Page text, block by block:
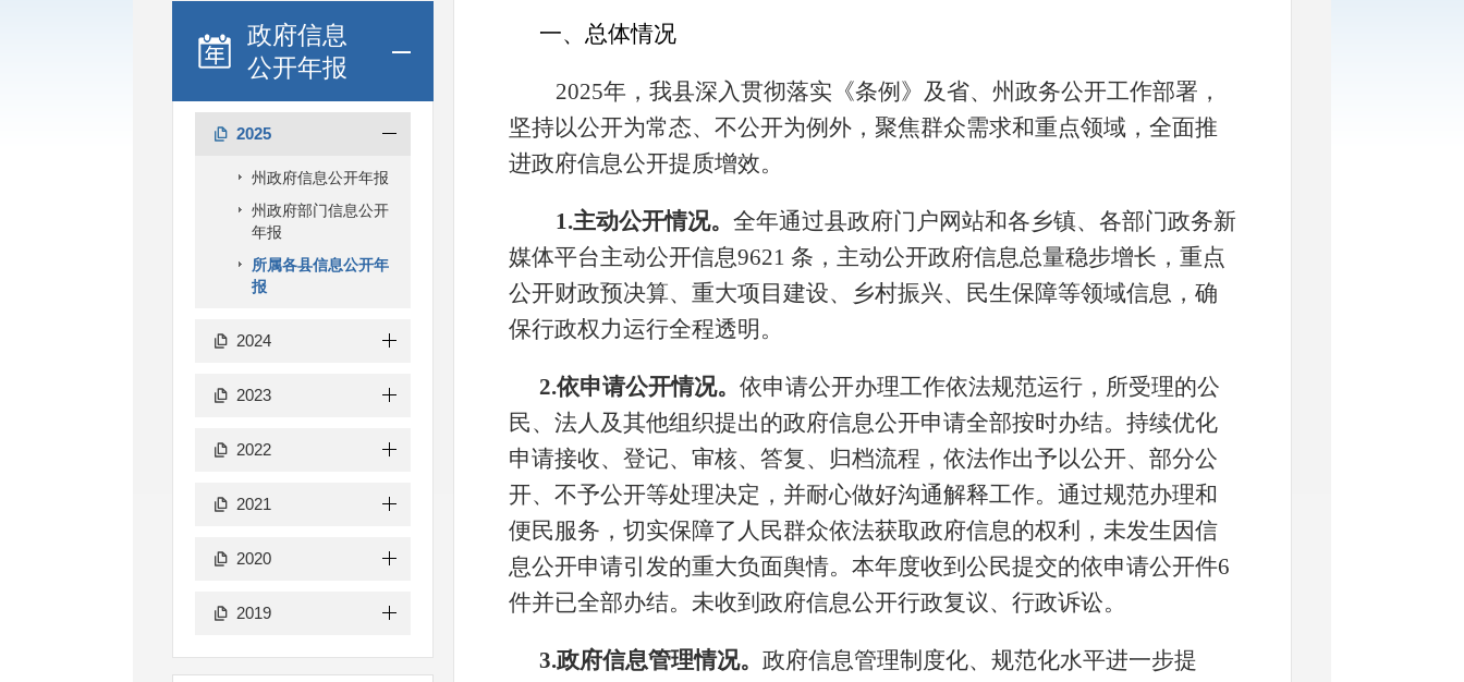
政府信息
公开年报
2025
州政府信息公开年报
州政府部门信息公开
年报
所属各县信息公开年
报
2024
2023
2022
2021
2020
2019
一、 总体情况
2025年，我县深入贯彻落实《条例》及省、 州政务公开工作部署，
坚持以公开为常态、不公开为例外，聚焦群众需求和重点领域，全面推
进政府信息公开提质增效。
1.主动公开情况。 全年通过县政府门户网站和各乡镇、各部门政务新
媒体平台主动公开信息9621 条 ，主动公开政府信息总量稳步增长，重点
公开财政预决算、重大项目建设、乡村振兴、民生保障等领域信息，确
保行政权力运行全程透明。
2.依申请公开情况。 依申请公开办理工作依法规范运行，所受理的公
民、法人及其他组织提出的政府信息公开申请全部按时办结。持续优化
申请接收、登记、审核、答复、归档流程，依法作出予以公开、部分公
开、不予公开等处理决定，并耐心做好沟通解释工作。通过规范办理和
便民服务，切实保障了人民群众依法获取政府信息的权利，未发生因信
息公开申请引发的重大负面舆情。本年度收到公民提交的依申请公开件6
件并已全部办结。未收到政府信息公开行政复议、行政诉讼。
3.政府信息管理情况。 政府信息管理制度化、规范化水平进一步提